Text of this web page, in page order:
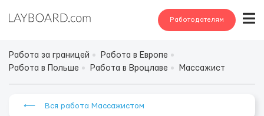
Работодателям
Работа за границей
Работа в Европе
Работа в Польше
Работа в Вроцлаве Массажист
⟵ Вся работа Массажистом